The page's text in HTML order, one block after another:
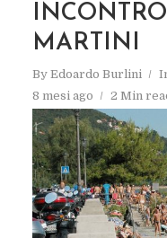
MARTINI
By Edoardo Burlini
8 mesi ago
2 Min